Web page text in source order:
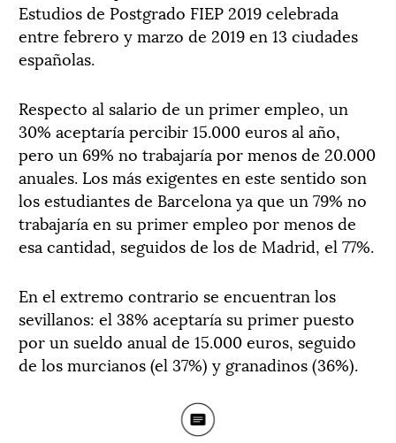
Estudios de Postgrado FIEP 2019 celebrada
entre febrero y marzo de 2019 en 13 ciudades
españolas.
Respecto al salario de un primer empleo, un
30% aceptaría percibir 15.000 euros al año,
pero un 69% no trabajaría por menos de 20.000
anuales. Los más exigentes en este sentido son
los estudiantes de Barcelona ya que un 79% no
trabajaría en su primer empleo por menos de
esa cantidad, seguidos de los de Madrid, el 77%.
En el extremo contrario se encuentran los
sevillanos: el 38% aceptaría su primer puesto
por un sueldo anual de 15.000 euros, seguido
de los murcianos (el 37%) y granadinos (36%).